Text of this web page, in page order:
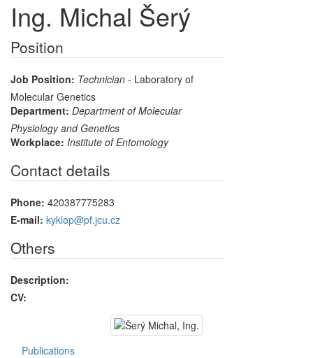
Ing. Michal Šerý
Position
Job Position: Technician - Laboratory of
Molecular Genetics
Department: Department of Molecular
Physiology and Genetics
Workplace: Institute of Entomology
Contact details
Phone: 420387775283
E-mail: kyklop@pf.jcu.cz
Others
Description:
CV:
Publications